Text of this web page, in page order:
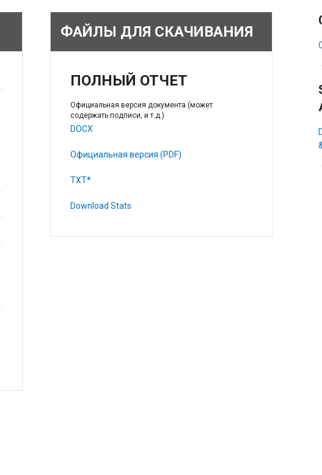
ФАЙЛЫ ДЛЯ СКАЧИВАНИЯ
ПОЛНЫЙ ОТЧЕТ
Официальная версия документа (может
содержать подписи, и т.д.)
DOCX
Официальная версия (PDF)
TXT*
Download Stats